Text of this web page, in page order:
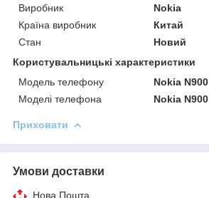
Виробник
Nokia
Країна виробник
Китай
Стан
Новий
Користувальницькі характеристики
Модель телефону
Nokia N900
Моделі телефона
Nokia N900
Приховати
Умови доставки
Нова Пошта